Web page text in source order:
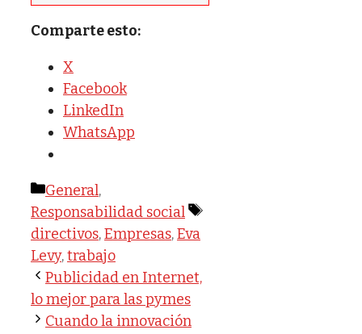
Comparte esto:
X
Facebook
LinkedIn
WhatsApp
Categorías
General,
Responsabilidad social
Etiquetas
directivos,Empresas,Eva
Levy,trabajo
Publicidad en Internet,
lo mejor para las pymes
Cuando la innovación